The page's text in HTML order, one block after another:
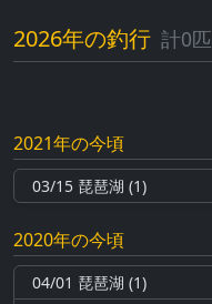
2026年の釣行 計0匹
2021年の今頃
03/15 琵琶湖 (1)
2020年の今頃
04/01 琵琶湖 (1)